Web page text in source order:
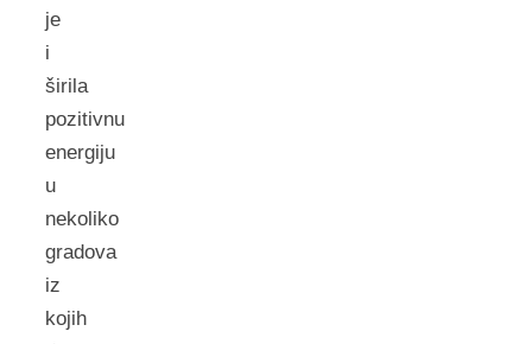
je
i
širila
pozitivnu
energiju
u
nekoliko
gradova
iz
kojih